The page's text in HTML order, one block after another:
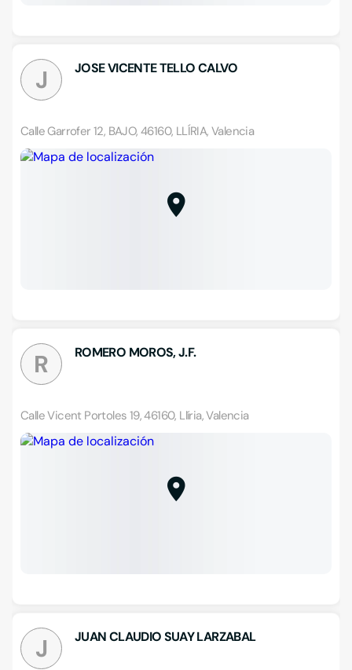
J JOSE VICENTE TELLO CALVO
Calle Garrofer 12, BAJO, 46160, LLÍRIA, Valencia
R ROMERO MOROS, J.F.
Calle Vicent Portoles 19, 46160, Llíria, Valencia
J JUAN CLAUDIO SUAY LARZABAL